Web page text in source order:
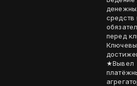
средств
перед
★Вывел